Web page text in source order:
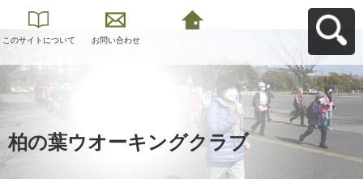
このサイトについて お問い合わせ
柏の葉ウオーキングクラブ